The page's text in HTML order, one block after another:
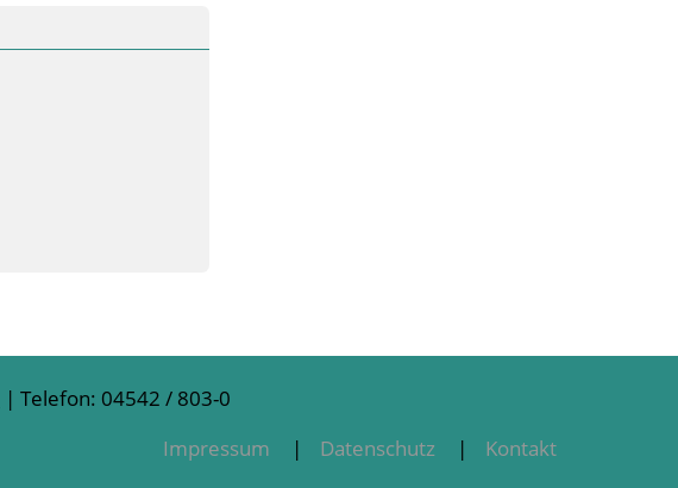
| Telefon: 04542 / 803-0
Impressum
Datenschutz Kontakt